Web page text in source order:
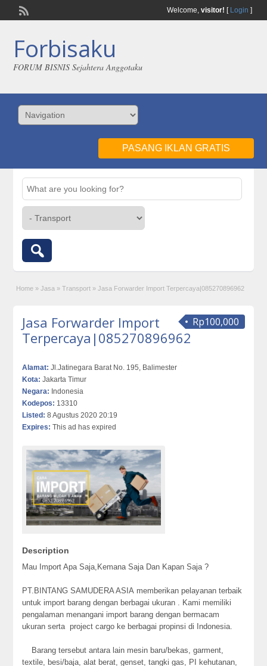
Welcome, visitor! [ Login ]
Forbisaku
FORUM BISNIS Sejahtera Anggotaku
PASANG IKLAN GRATIS
Home » Jasa » Transport » Jasa Forwarder Import Terpercaya|085270896962
Rp100,000
Jasa Forwarder Import
Terpercaya|085270896962
Alamat: Jl.Jatinegara Barat No. 195, Balimester
Kota: Jakarta Timur
Negara: Indonesia
Kodepos: 13310
Listed: 8 Agustus 2020 20:19
Expires: This ad has expired
Description
Mau Import Apa Saja,Kemana Saja Dan Kapan Saja ?
PT.BINTANG SAMUDERA ASIA memberikan pelayanan terbaik
untuk import barang dengan berbagai ukuran . Kami memiliki
pengalaman menangani import barang dengan bermacam
ukuran serta project cargo ke berbagai propinsi di Indonesia.
Barang tersebut antara lain mesin baru/bekas, garment,
textile, besi/baja, alat berat, genset, tangki gas, PI kehutanan,